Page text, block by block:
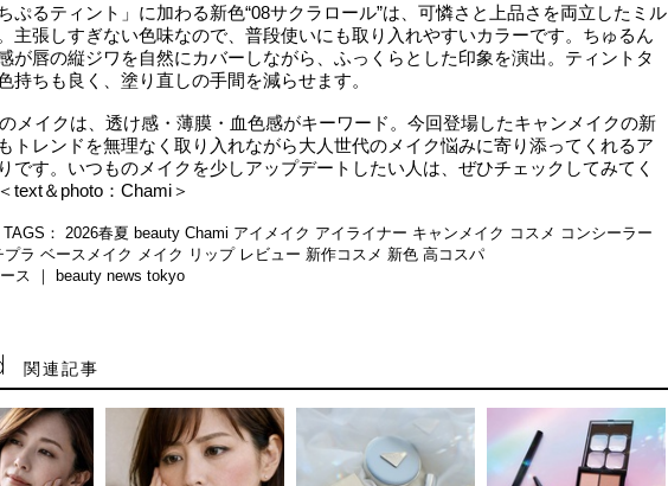
ぷるティント」に加わる新色“08サクラロール”は、可憐さと上品さを両立したミル
主張しすぎない色味なので、普段使いにも取り入れやすいカラーです。ちゅるん
が唇の縦ジワを自然にカバーしながら、ふっくらとした印象を演出。ティントタ
持ちも良く、塗り直しの手間を減らせます。
メイクは、透け感・薄膜・血色感がキーワード。今回登場したキャンメイクの新
トレンドを無理なく取り入れながら大人世代のメイク悩みに寄り添ってくれるア
です。いつものメイクを少しアップデートしたい人は、ぜひチェックしてみてく
text＆photo：Chami＞
： 2026春夏 beauty Chami アイメイク アイライナー キャンメイク コスメ コンシーラー
プラ ベースメイク メイク リップ レビュー 新作コスメ 新色 高コスパ
ス ｜ beauty news tokyo
関連記事